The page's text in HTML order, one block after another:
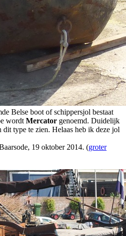
Belse boot of schippersjol bestaat
wordt Mercator genoemd. Duidelijk
dit type te zien. Helaas heb ik deze jol
19 oktober 2014. (groter